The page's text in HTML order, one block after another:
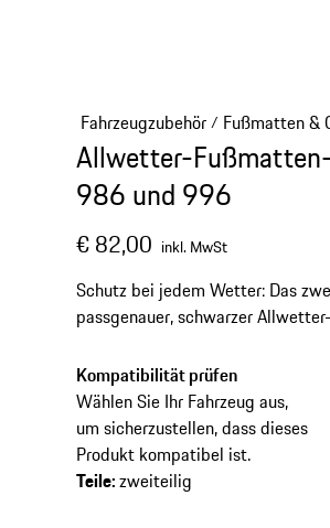
Fahrzeugzubehör/ Fußmatten &
Allwetter-
986 und 996
€ 82,00 inkl. MwSt
Schutz bei jedem Wetter: Das
passgenauer, schwarzer
Fahrzeugsilhouette, wasserdicht
optimalen Schutz vor Nässe und
mit Linkslenker-Fahrzeugen.
Kompatibilität prüfen
Wählen Sie Ihr Fahrzeug aus,
um sicherzustellen, dass dieses
Produkt kompatibel ist.
Teile:zweiteilig